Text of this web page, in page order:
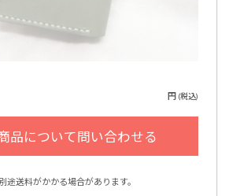
円 (税込)
送料がかかる場合があります。